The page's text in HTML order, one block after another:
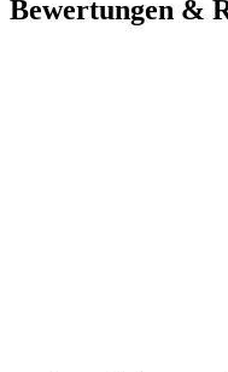
Bewertungen &